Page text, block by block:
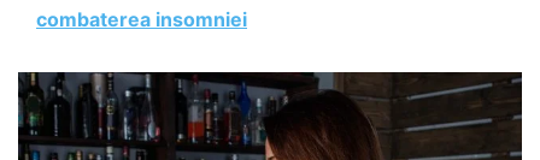
combaterea insomniei